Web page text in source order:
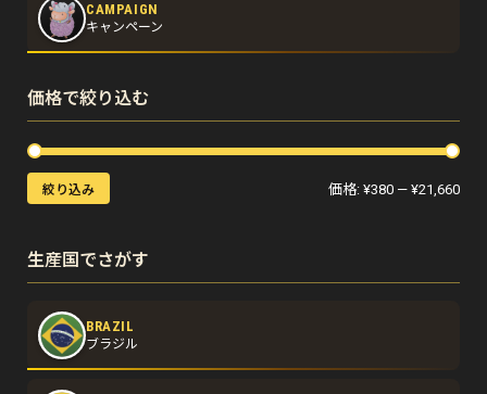
CAMPAIGN
キャンペーン
価格で絞り込む
絞り込み 価格:¥380 —¥21,660
生産国でさがす
BRAZIL
ブラジル